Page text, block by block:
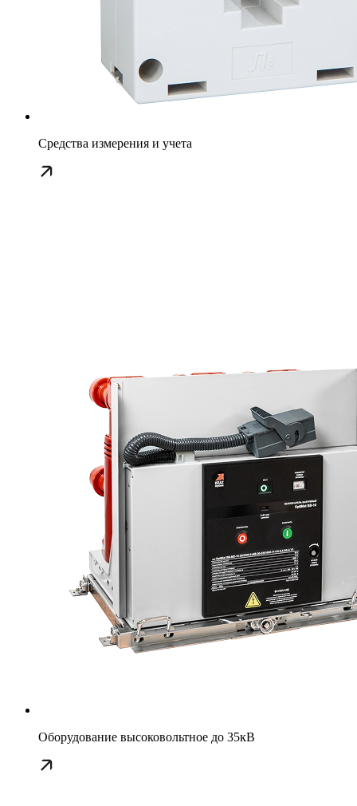
Средства измерения и учета
Оборудование высоковольтное до 35кВ